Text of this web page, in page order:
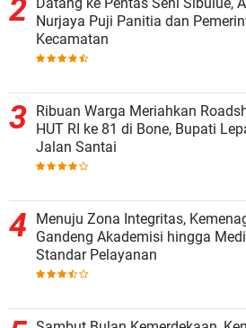
Nurjaya Puji Panitia dan
Kecamatan
Ribuan Warga Meriahkan
HUT RI ke 81 di Bone, Bupati
Jalan Santai
Menuju Zona Integritas,
Gandeng Akademisi hingga
Standar Pelayanan